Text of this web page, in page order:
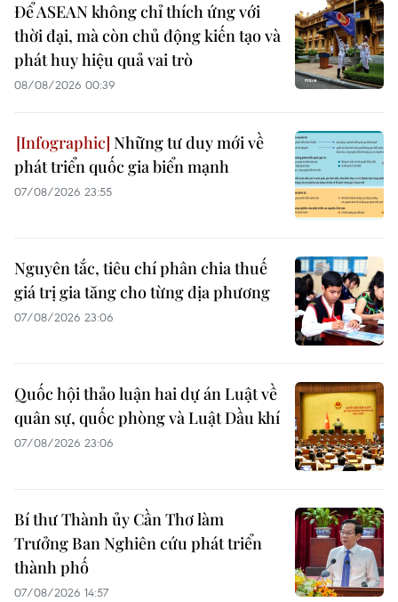
Để ASEAN không chỉ thích ứng với
thời đại, mà còn chủ động kiến tạo và
phát huy hiệu quả vai trò
08/08/2026 00:39
Những tư duy mới về
phát triển quốc gia biển mạnh
07/08/2026 23:55
Nguyên tắc, tiêu chí phân chia thuế
giá trị gia tăng cho từng địa phương
07/08/2026 23:06
Quốc hội thảo luận hai dự án Luật về
quân sự, quốc phòng và Luật Dầu khí
07/08/2026 23:06
Bí thư Thành ủy Cần Thơ làm
Trưởng Ban Nghiên cứu phát triển
thành phố
07/08/2026 14:57